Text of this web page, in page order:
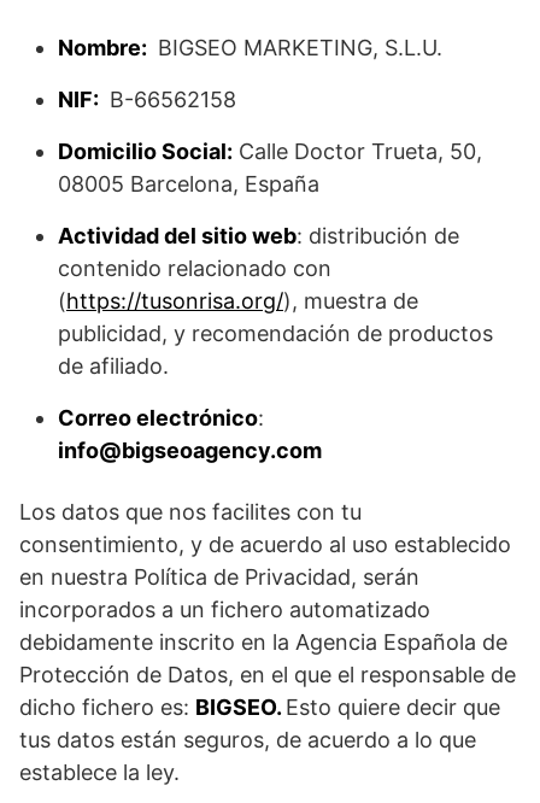
Nombre: BIGSEO MARKETING, S.L.U.
NIF: B-66562158
Domicilio Social: Calle Doctor Trueta, 50,
08005 Barcelona, España
Actividad del sitio web: distribución de
contenido relacionado con
(https://tusonrisa.org/), muestra de
publicidad, y recomendación de productos
de afiliado.
Correo electrónico:
info@bigseoagency.com
Los datos que nos facilites con tu
consentimiento, y de acuerdo al uso establecido
en nuestra Política de Privacidad, serán
incorporados a un fichero automatizado
debidamente inscrito en la Agencia Española de
Protección de Datos, en el que el responsable de
dicho fichero es: BIGSEO. Esto quiere decir que
tus datos están seguros, de acuerdo a lo que
establece la ley.